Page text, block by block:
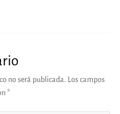
no será publicada. Los campos
*